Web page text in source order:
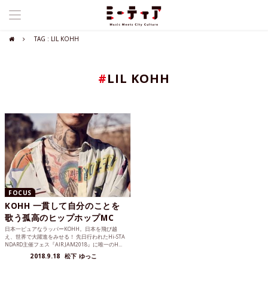
TAG : LIL KOHH
#LIL KOHH
FOCUS
KOHH 一貫して自分のことを
歌う孤高のヒップホップMC
日本一ピュアなラッパーKOHH。日本を飛び越
え、世界で大躍進をみせる！ 先日行われたHi-STA
NDARD主催フェス『AIR JAM2018』に唯一のH...
2018.9.18 松下 ゆっこ